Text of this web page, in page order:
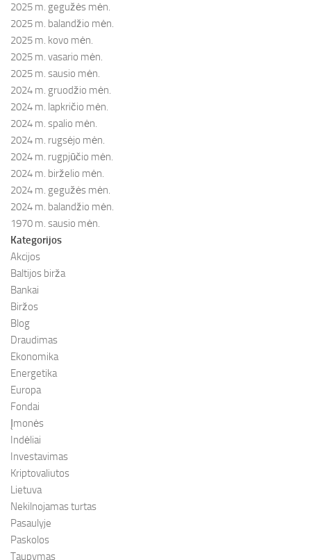
2025 m. gegužės mėn.
2025 m. balandžio mėn.
2025 m. kovo mėn.
2025 m. vasario mėn.
2025 m. sausio mėn.
2024 m. gruodžio mėn.
2024 m. lapkričio mėn.
2024 m. spalio mėn.
2024 m. rugsėjo mėn.
2024 m. rugpjūčio mėn.
2024 m. birželio mėn.
2024 m. gegužės mėn.
2024 m. balandžio mėn.
1970 m. sausio mėn.
Kategorijos
Akcijos
Baltijos birža
Bankai
Biržos
Blog
Draudimas
Ekonomika
Energetika
Europa
Fondai
Įmonės
Indėliai
Investavimas
Kriptovaliutos
Lietuva
Nekilnojamas turtas
Pasaulyje
Paskolos
Taupymas